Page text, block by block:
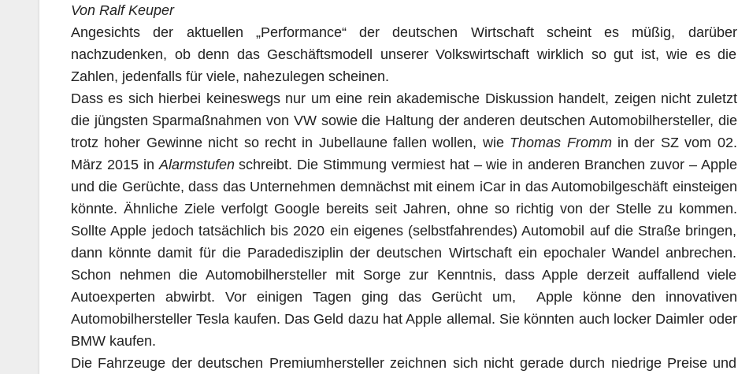
Von Ralf Keuper
Angesichts der aktuellen „Performance“ der deutschen Wirtschaft scheint es müßig, darüber
nachzudenken, ob denn das Geschäftsmodell unserer Volkswirtschaft wirklich so gut ist, wie es die
Zahlen, jedenfalls für viele, nahezulegen scheinen.
Dass es sich hierbei keineswegs nur um eine rein akademische Diskussion handelt, zeigen nicht zuletzt
die jüngsten Sparmaßnahmen von VW sowie die Haltung der anderen deutschen Automobilhersteller, die
trotz hoher Gewinne nicht so recht in Jubellaune fallen wollen, wie Thomas Frommin der SZ vom 02.
März 2015 in Alarmstufenschreibt. Die Stimmung vermiest hat – wie in anderen Branchen zuvor – Apple
und die Gerüchte, dass das Unternehmen demnächst mit einem iCar in das Automobilgeschäft einsteigen
könnte. Ähnliche Ziele verfolgt Google bereits seit Jahren, ohne so richtig von der Stelle zu kommen.
Sollte Apple jedoch tatsächlich bis 2020 ein eigenes (selbstfahrendes) Automobil auf die Straße bringen,
dann könnte damit für die Paradedisziplin der deutschen Wirtschaft ein epochaler Wandel anbrechen.
Schon nehmen die Automobilhersteller mit Sorge zur Kenntnis, dass Apple derzeit auffallend viele
Autoexperten abwirbt. Vor einigen Tagen ging das Gerücht um, Apple könne den innovativen
Automobilhersteller Tesla kaufen. Das Geld dazu hat Apple allemal. Sie könnten auch locker Daimler oder
BMW kaufen.
Die Fahrzeuge der deutschen Premiumhersteller zeichnen sich nicht gerade durch niedrige Preise und